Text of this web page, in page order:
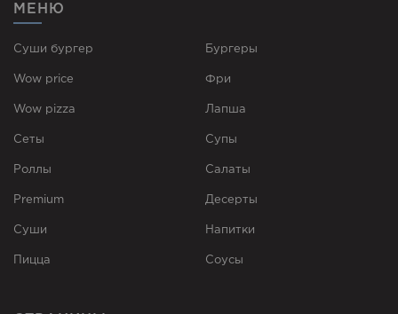
МЕНЮ
Суши бургер
Wow price
Wow pizza
Сеты
Роллы
Premium
Суши
Пицца
Бургеры
Фри
Лапша
Супы
Cалаты
Десерты
Напитки
Соусы